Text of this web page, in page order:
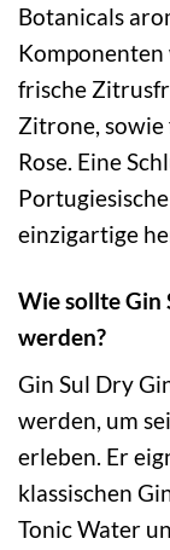
Botanicals
Komponenten
frische
Zitrone, sowie
Rose. Eine
einzigartige
Wie sollte Gin
werden?
Gin Sul Dry
werden, um
erleben. Er
klassischen
Tonic Water